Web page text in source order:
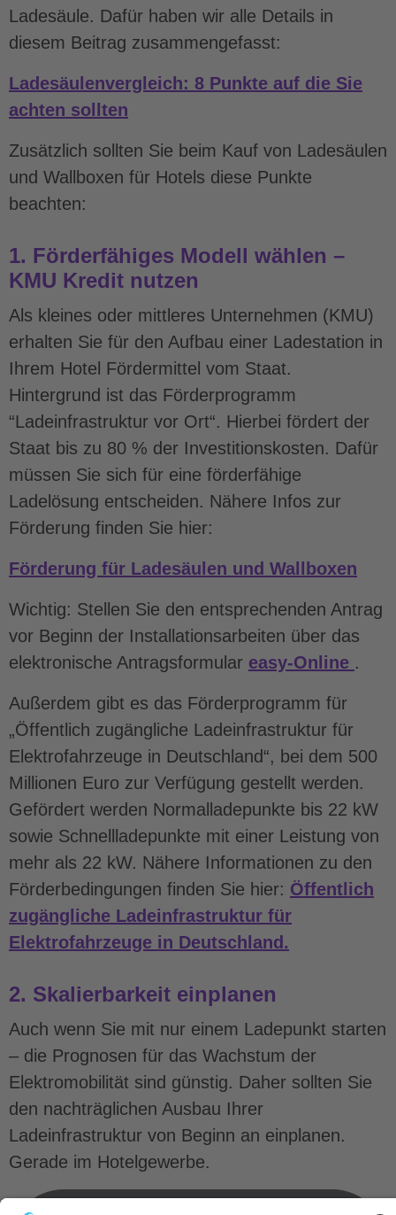
Ladesäule. Dafür haben wir alle Details in
diesem Beitrag zusammengefasst:
Ladesäulenvergleich: 8 Punkte auf die Sie
achten sollten
Zusätzlich sollten Sie beim Kauf von Ladesäulen
und Wallboxen für Hotels diese Punkte
beachten:
1. Förderfähiges Modell wählen –
KMU Kredit nutzen
Als kleines oder mittleres Unternehmen (KMU)
erhalten Sie für den Aufbau einer Ladestation in
Ihrem Hotel Fördermittel vom Staat.
Hintergrund ist das Förderprogramm
“Ladeinfrastruktur vor Ort“. Hierbei fördert der
Staat bis zu 80 % der Investitionskosten. Dafür
müssen Sie sich für eine förderfähige
Ladelösung entscheiden. Nähere Infos zur
Förderung finden Sie hier:
Förderung für Ladesäulen und Wallboxen
Wichtig: Stellen Sie den entsprechenden Antrag
vor Beginn der Installationsarbeiten über das
elektronische Antragsformular easy-Online .
Außerdem gibt es das Förderprogramm für
„Öffentlich zugängliche Ladeinfrastruktur für
Elektrofahrzeuge in Deutschland“, bei dem 500
Millionen Euro zur Verfügung gestellt werden.
Gefördert werden Normalladepunkte bis 22 kW
sowie Schnellladepunkte mit einer Leistung von
mehr als 22 kW. Nähere Informationen zu den
Förderbedingungen finden Sie hier: Öffentlich
zugängliche Ladeinfrastruktur für
Elektrofahrzeuge in Deutschland.
2. Skalierbarkeit einplanen
Auch wenn Sie mit nur einem Ladepunkt starten
– die Prognosen für das Wachstum der
Elektromobilität sind günstig. Daher sollten Sie
den nachträglichen Ausbau Ihrer
Ladeinfrastruktur von Beginn an einplanen.
Gerade im Hotelgewerbe.